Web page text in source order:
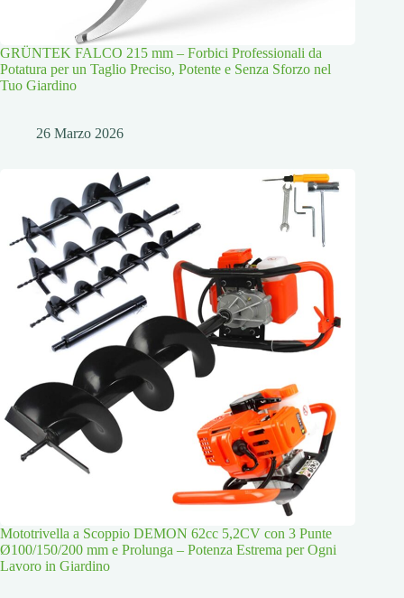
GRÜNTEK FALCO 215 mm – Forbici Professionali da
Potatura per un Taglio Preciso, Potente e Senza Sforzo nel
Tuo Giardino
26 Marzo 2026
Mototrivella a Scoppio DEMON 62cc 5,2CV con 3 Punte
Ø100/150/200 mm e Prolunga – Potenza Estrema per Ogni
Lavoro in Giardino